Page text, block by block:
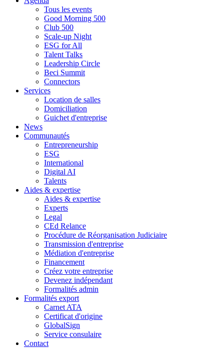
Tous les events
Good Morning 500
Club 500
Scale-up Night
ESG for All
Talent Talks
Leadership Circle
Beci Summit
Connectors
Services
Location de salles
Domiciliation
Guichet d'entreprise
News
Communautés
Entrepreneurship
ESG
International
Digital AI
Talents
Aides & expertise
Aides & expertise
Experts
Legal
CEd Relance
Procédure de Réorganisation Judiciaire
Transmission d'entreprise
Médiation d'entreprise
Financement
Créez votre entreprise
Devenez indépendant
Formalités admin
Formalités export
Carnet ATA
Certificat d'origine
GlobalSign
Service consulaire
Contact